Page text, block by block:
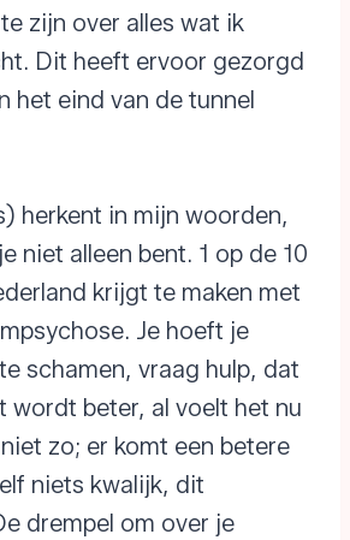
zijn over alles wat ik
Dit heeft ervoor gezorgd
het eind van de tunnel
herkent in mijn woorden,
niet alleen bent. 1 op de 10
krijgt te maken met
Je hoeft je
schamen, vraag hulp, dat
wordt beter, al voelt het nu
zo; er komt een betere
niets kwalijk, dit
drempel om over je